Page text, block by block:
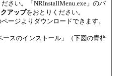
さい。「NRInstallMenu.exe」のバ
アップをおとりください。
ージよりダウンロードできます。
ースのインストール」（下図の青枠